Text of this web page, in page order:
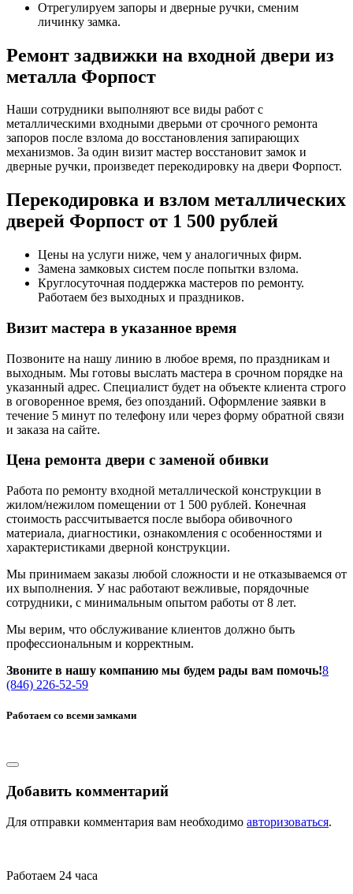
Отрегулируем запоры и дверные ручки, сменим
личинку замка.
Ремонт задвижки на входной двери из
металла Форпост
Наши сотрудники выполняют все виды работ с
металлическими входными дверьми от срочного ремонта
запоров после взлома до восстановления запирающих
механизмов. За один визит мастер восстановит замок и
дверные ручки, произведет перекодировку на двери Форпост.
Перекодировка и взлом металлических
дверей Форпост от 1 500 рублей
Цены на услуги ниже, чем у аналогичных фирм.
Замена замковых систем после попытки взлома.
Круглосуточная поддержка мастеров по ремонту.
Работаем без выходных и праздников.
Визит мастера в указанное время
Позвоните на нашу линию в любое время, по праздникам и
выходным. Мы готовы выслать мастера в срочном порядке на
указанный адрес. Специалист будет на объекте клиента строго
в оговоренное время, без опозданий. Оформление заявки в
течение 5 минут по телефону или через форму обратной связи
и заказа на сайте.
Цена ремонта двери с заменой обивки
Работа по ремонту входной металлической конструкции в
жилом/нежилом помещении от 1 500 рублей. Конечная
стоимость рассчитывается после выбора обивочного
материала, диагностики, ознакомления с особенностями и
характеристиками дверной конструкции.
Мы принимаем заказы любой сложности и не отказываемся от
их выполнения. У нас работают вежливые, порядочные
сотрудники, с минимальным опытом работы от 8 лет.
Мы верим, что обслуживание клиентов должно быть
профессиональным и корректным.
Звоните в нашу компанию мы будем рады вам помочь!8
(846) 226-52-59
Работаем со всеми замками
Добавить комментарий
Для отправки комментария вам необходимо авторизоваться.
Работаем 24 часа